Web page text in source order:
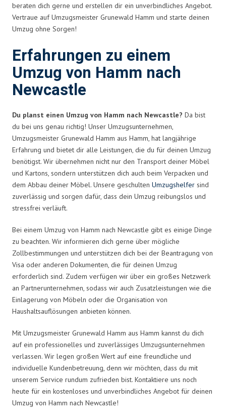
beraten dich gerne und erstellen dir ein unverbindliches Angebot.
Vertraue auf Umzugsmeister Grunewald Hamm und starte deinen
Umzug ohne Sorgen!
Erfahrungen zu einem
Umzug von Hamm nach
Newcastle
Du planst einen Umzug von Hamm nach Newcastle? Da bist
du bei uns genau richtig! Unser Umzugsunternehmen,
Umzugsmeister Grunewald Hamm aus Hamm, hat langjährige
Erfahrung und bietet dir alle Leistungen, die du für deinen Umzug
benötigst. Wir übernehmen nicht nur den Transport deiner Möbel
und Kartons, sondern unterstützen dich auch beim Verpacken und
dem Abbau deiner Möbel. Unsere geschulten Umzugshelfer sind
zuverlässig und sorgen dafür, dass dein Umzug reibungslos und
stressfrei verläuft.
Bei einem Umzug von Hamm nach Newcastle gibt es einige Dinge
zu beachten. Wir informieren dich gerne über mögliche
Zollbestimmungen und unterstützen dich bei der Beantragung von
Visa oder anderen Dokumenten, die für deinen Umzug
erforderlich sind. Zudem verfügen wir über ein großes Netzwerk
an Partnerunternehmen, sodass wir auch Zusatzleistungen wie die
Einlagerung von Möbeln oder die Organisation von
Haushaltsauflösungen anbieten können.
Mit Umzugsmeister Grunewald Hamm aus Hamm kannst du dich
auf ein professionelles und zuverlässiges Umzugsunternehmen
verlassen. Wir legen großen Wert auf eine freundliche und
individuelle Kundenbetreuung, denn wir möchten, dass du mit
unserem Service rundum zufrieden bist. Kontaktiere uns noch
heute für ein kostenloses und unverbindliches Angebot für deinen
Umzug von Hamm nach Newcastle!